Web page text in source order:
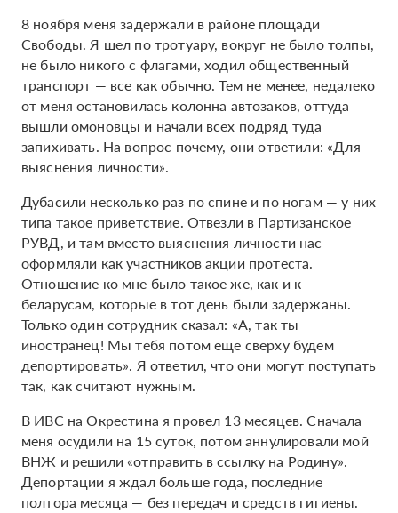
8 ноября меня задержали в районе площади
Свободы. Я шел по тротуару, вокруг не было толпы,
не было никого с флагами, ходил общественный
транспорт — все как обычно. Тем не менее, недалеко
от меня остановилась колонна автозаков, оттуда
вышли омоновцы и начали всех подряд туда
запихивать. На вопрос почему, они ответили: «Для
выяснения личности».
Дубасили несколько раз по спине и по ногам — у них
типа такое приветствие. Отвезли в Партизанское
РУВД, и там вместо выяснения личности нас
оформляли как участников акции протеста.
Отношение ко мне было такое же, как и к
беларусам, которые в тот день были задержаны.
Только один сотрудник сказал: «А, так ты
иностранец! Мы тебя потом еще сверху будем
депортировать». Я ответил, что они могут поступать
так, как считают нужным.
В ИВС на Окрестина я провел 13 месяцев. Сначала
меня осудили на 15 суток, потом аннулировали мой
ВНЖ и решили «отправить в ссылку на Родину».
Депортации я ждал больше года, последние
полтора месяца — без передач и средств гигиены.